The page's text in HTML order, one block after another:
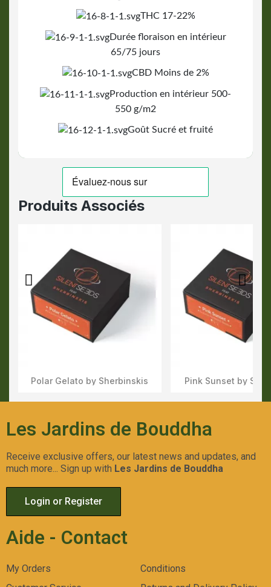
THC 17-22%
Durée floraison en intérieur
65/75 jours
CBD Moins de 2%
Production en intérieur 500-
550 g/m2
Goût Sucré et fruité
Produits Associés
Aperçu Rapide
Polar Gelato by Sherbinskis Aperçu
Pink Sunset by
Les Jardins de Bouddha
Receive exclusive offers, our latest news and updates, and
much more... Sign up with Les Jardins de Bouddha
Login or Register
Aide - Contact
My Orders
Conditions